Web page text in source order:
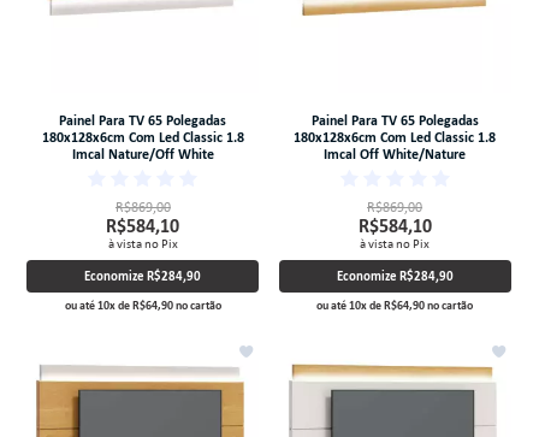
Painel Para TV 65 Polegadas
180x128x6cm Com Led Classic 1.8
Imcal Nature/Off White
R$869,00
R$584,10
à vista no Pix
EconomizeR$284,90
ou até10xdeR$64,90no cartão
Painel Para TV 65 Polegadas
180x128x6cm Com Led Classic 1.8
Imcal Off White/Nature
R$869,00
R$584,10
à vista no Pix
Economize R$284,90
ou até10xdeR$64,90no cartão